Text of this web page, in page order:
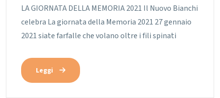
LA GIORNATA DELLA MEMORIA 2021 Il Nuovo Bianchi
celebra La giornata della Memoria 2021 27 gennaio
2021 siate farfalle che volano oltre i fili spinati
Leggi